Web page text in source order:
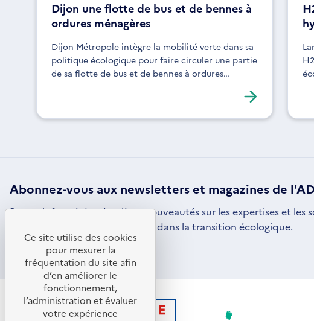
Dijon une flotte de bus et de bennes à
ordures ménagères
Dijon Métropole intègre la mobilité verte dans sa
politique écologique pour faire circuler une partie
de sa flotte de bus et de bennes à ordures
Abonnez-vous aux newsletterset magazines de
Restez informé des dernières nouveautés sur les expertises et les
par l'ADEME pour vous engager dans la transition écologique.
S'ABONNER
S'OUVRE
DANS
UNE
NOUVELLE
FENÊTRE
Ce site utilise des cookies
pour mesurer la
fréquentation du site afin
d’en améliorer le
fonctionnement,
l’administration et évaluer
votre expérience